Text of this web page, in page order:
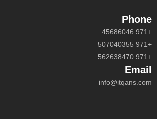
Phone
+971 45686046
+971 507040355
+971 562638470
Email
info@itqans.com